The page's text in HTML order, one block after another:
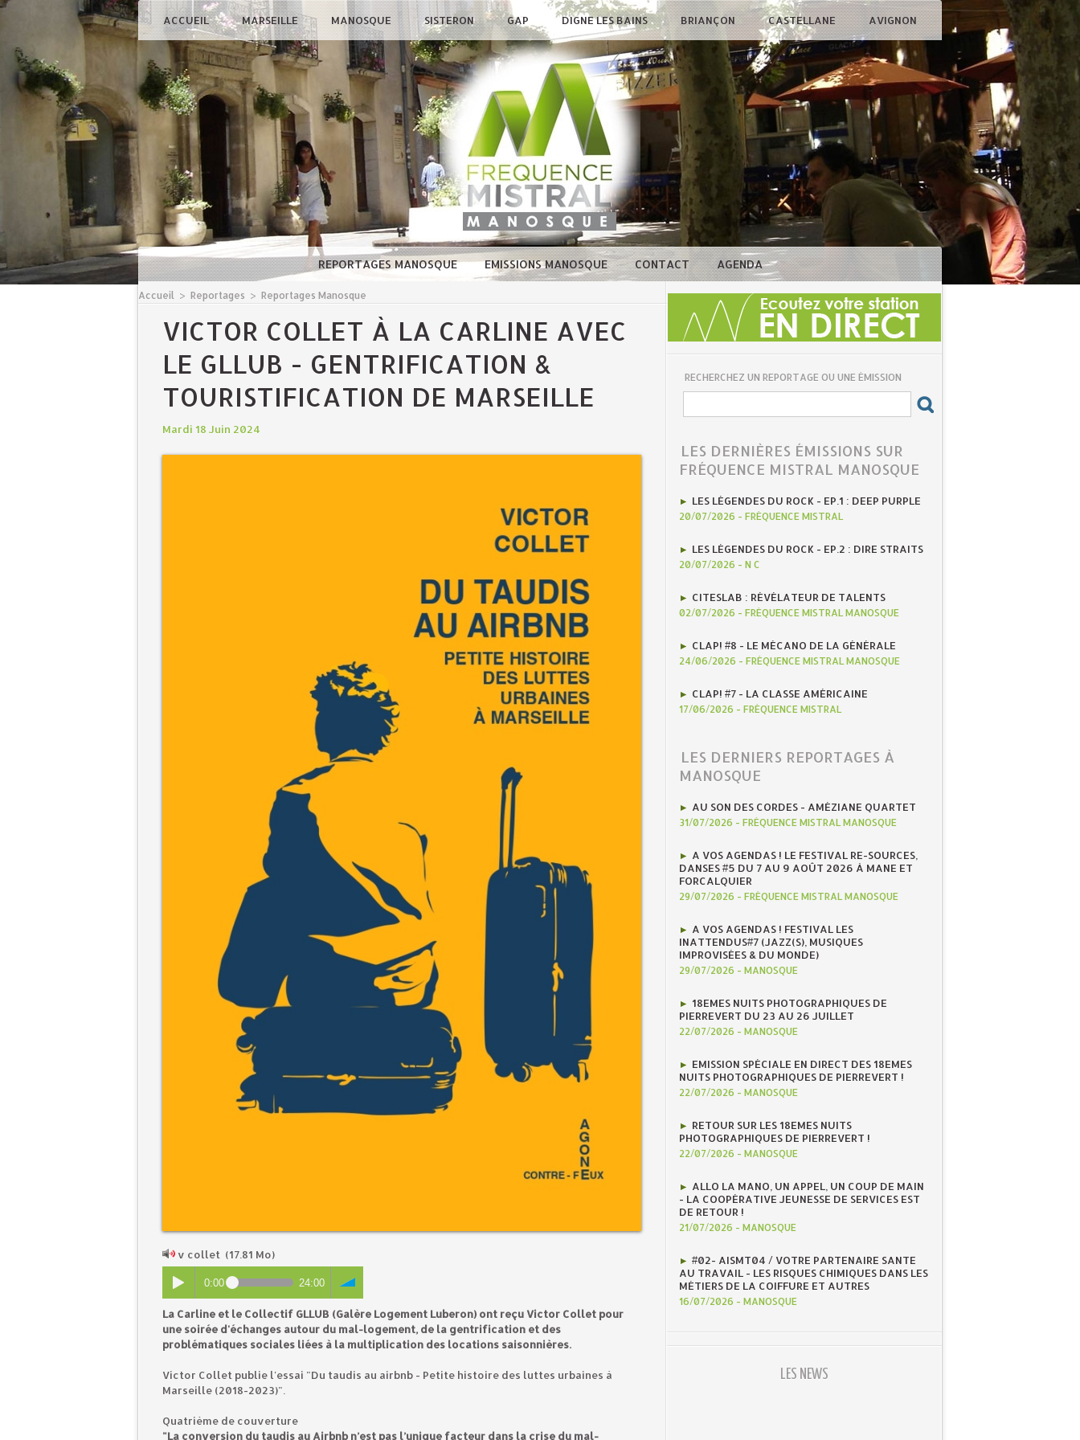
ACCUEIL MARSEILLE MANOSQUE SISTERON GAP DIGNE LES BAINS BRIANÇON CASTELLANE AVIGNON
REPORTAGES MANOSQUE EMISSIONS MANOSQUE CONTACT AGENDA
Accueil > Reportages > Reportages Manosque
VICTOR COLLET À LA CARLINE AVEC
LE GLLUB - GENTRIFICATION &
TOURISTIFICATION DE MARSEILLE
Mardi 18 Juin 2024
v collet (17.81 Mo)
0:00 24:00
La Carline et le Collectif GLLUB (Galère Logement Luberon) ont reçu Victor Collet pour
une soirée d'échanges autour du mal-logement, de la gentrification et des
problématiques sociales liées à la multiplication des locations saisonnières.
Victor Collet publie l'essai "Du taudis au airbnb - Petite histoire des luttes urbaines à
Marseille (2018-2023)".
Quatrième de couverture
"La conversion du taudis au Airbnb n’est pas l’unique facteur dans la crise du mal-
RECHERCHEZ UN REPORTAGE OU UNE ÉMISSION
LES DERNIÈRES ÉMISSIONS SUR
FRÉQUENCE MISTRAL MANOSQUE
LES LÉGENDES DU ROCK - EP.1 : DEEP PURPLE
20/07/2026 - FRÉQUENCE MISTRAL
LES LÉGENDES DU ROCK - EP.2 : DIRE STRAITS
20/07/2026 - N C
CITESLAB : RÉVÉLATEUR DE TALENTS
02/07/2026 - FRÉQUENCE MISTRAL MANOSQUE
CLAP! #8 - LE MÉCANO DE LA GÉNÉRALE
24/06/2026 - FRÉQUENCE MISTRAL MANOSQUE
CLAP! #7 - LA CLASSE AMÉRICAINE
17/06/2026 - FRÉQUENCE MISTRAL
LES DERNIERS REPORTAGES À
MANOSQUE
AU SON DES CORDES - AMÉZIANE QUARTET
31/07/2026 - FRÉQUENCE MISTRAL MANOSQUE
A VOS AGENDAS ! LE FESTIVAL RE-SOURCES,
DANSES #5 DU 7 AU 9 AOÛT 2026 À MANE ET
FORCALQUIER
29/07/2026 - FRÉQUENCE MISTRAL MANOSQUE
A VOS AGENDAS ! FESTIVAL LES
INATTENDUS#7 (JAZZ(S), MUSIQUES
IMPROVISÉES & DU MONDE)
29/07/2026 - MANOSQUE
18EMES NUITS PHOTOGRAPHIQUES DE
PIERREVERT DU 23 AU 26 JUILLET
22/07/2026 - MANOSQUE
EMISSION SPÉCIALE EN DIRECT DES 18EMES
NUITS PHOTOGRAPHIQUES DE PIERREVERT !
22/07/2026 - MANOSQUE
RETOUR SUR LES 18EMES NUITS
PHOTOGRAPHIQUES DE PIERREVERT !
22/07/2026 - MANOSQUE
ALLO LA MANO, UN APPEL, UN COUP DE MAIN
- LA COOPÉRATIVE JEUNESSE DE SERVICES EST
DE RETOUR !
21/07/2026 - MANOSQUE
#02- AISMT04 / VOTRE PARTENAIRE SANTE
AU TRAVAIL - LES RISQUES CHIMIQUES DANS LES
MÉTIERS DE LA COIFFURE ET AUTRES
16/07/2026 - MANOSQUE
LES NEWS